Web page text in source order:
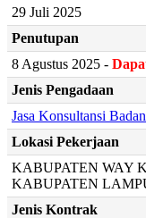
29 Juli 2025
Penutupan
8 Agustus 2025 -
Jenis Pengadaan
Jasa Konsultansi
Lokasi Pekerjaan
KABUPATEN WAY
KABUPATEN
Jenis Kontrak